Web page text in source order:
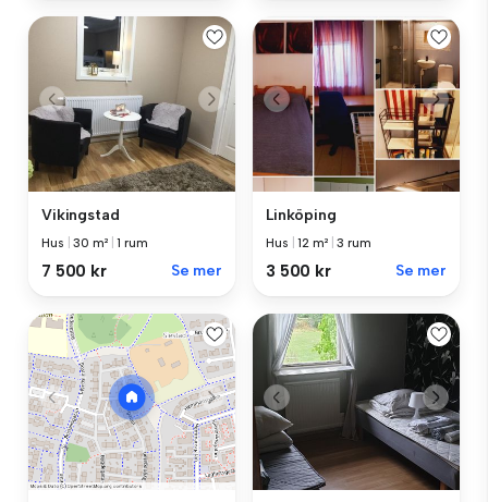
Vikingstad
Hus |30 m² |1 rum
7 500 kr Se mer
Linköping
Hus |12 m² |3 rum
3 500 kr Se mer